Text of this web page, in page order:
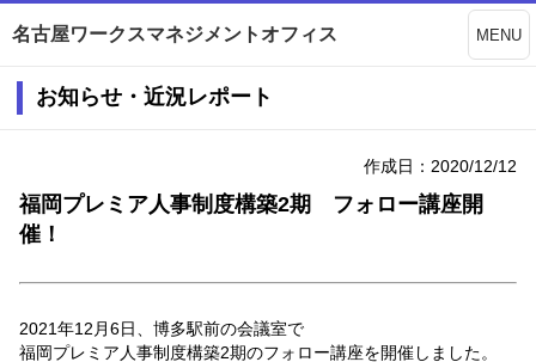
名古屋ワークスマネジメントオフィス MENU
お知らせ・近況レポート
作成日：2020/12/12
福岡プレミア人事制度構築2期 フォロー講座開
催！
2021年12月6日、博多駅前の会議室で
福岡プレミア人事制度構築2期のフォロー講座を開催しました。